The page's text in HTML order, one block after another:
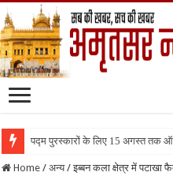
पद्म पुरस्कारों के लिए 15 अगस्त तक
Home / अन्य / इब्बन कला क्षेत्र में पटाखा